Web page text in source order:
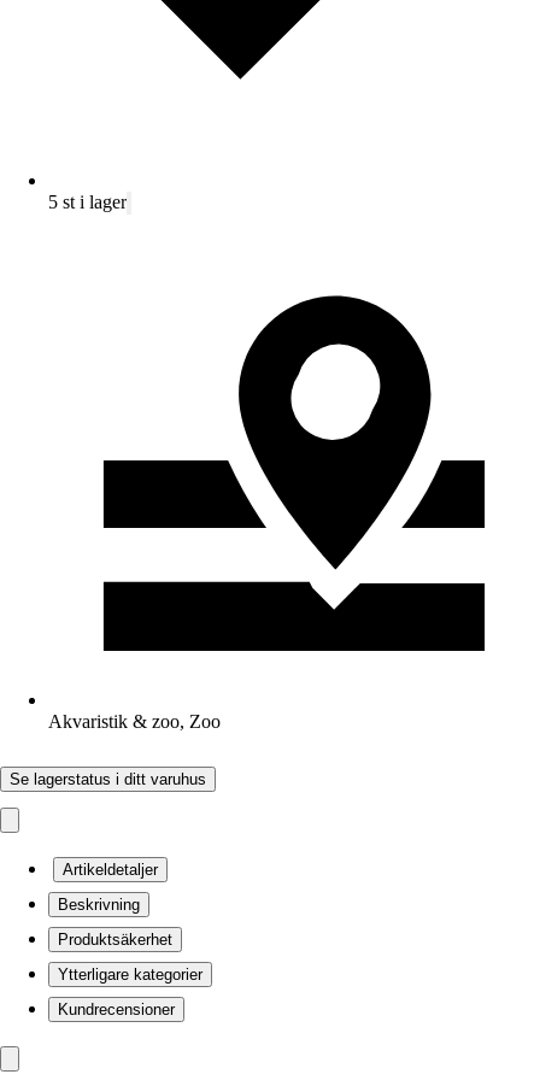
5 st i lager
Akvaristik & zoo, Zoo
Se lagerstatus i ditt varuhus
Artikeldetaljer
Beskrivning
Produktsäkerhet
Ytterligare kategorier
Kundrecensioner